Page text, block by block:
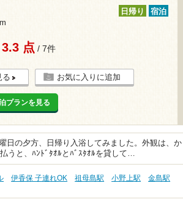
日帰り 宿泊
3.3 点 / 7件
る お気に入りに追加
プランを見る
日の夕方、日帰り入浴してみました。外観は、か
うと、ﾊﾝﾄﾞﾀｵﾙとﾊﾞｽﾀｵﾙを貸して…
伊香保 子連れOK 祖母島駅 小野上駅
金島駅